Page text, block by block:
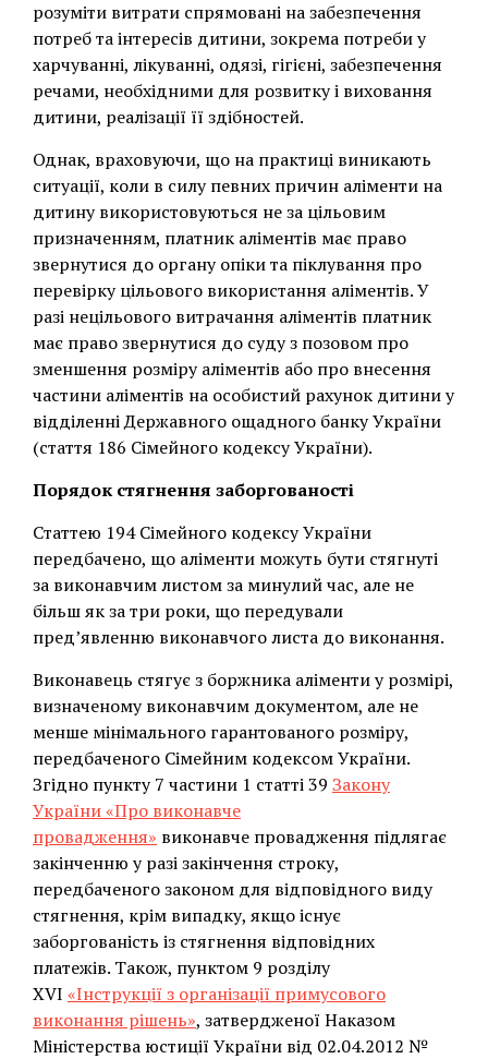
розуміти витрати спрямовані на забезпечення
потреб та інтересів дитини, зокрема потреби у
харчуванні, лікуванні, одязі, гігієні, забезпечення
речами, необхідними для розвитку і виховання
дитини, реалізації її здібностей.
Однак, враховуючи, що на практиці виникають
ситуації, коли в силу певних причин аліменти на
дитину використовуються не за цільовим
призначенням, платник аліментів має право
звернутися до органу опіки та піклування про
перевірку цільового використання аліментів. У
разі нецільового витрачання аліментів платник
має право звернутися до суду з позовом про
зменшення розміру аліментів або про внесення
частини аліментів на особистий рахунок дитини у
відділенні Державного ощадного банку України
(стаття 186 Сімейного кодексу України).
Порядок стягнення заборгованості
Статтею 194 Сімейного кодексу України
передбачено, що аліменти можуть бути стягнуті
за виконавчим листом за минулий час, але не
більш як за три роки, що передували
пред’явленню виконавчого листа до виконання.
Виконавець стягує з боржника аліменти у розмірі,
визначеному виконавчим документом, але не
менше мінімального гарантованого розміру,
передбаченого Сімейним кодексом України.
Згідно пункту 7 частини 1 статті 39 Закону
України «Про виконавче
провадження» виконавче провадження підлягає
закінченню у разі закінчення строку,
передбаченого законом для відповідного виду
стягнення, крім випадку, якщо існує
заборгованість із стягнення відповідних
платежів. Також, пунктом 9 розділу
ХVI «Інструкції з організації примусового
виконання рішень», затвердженої Наказом
Міністерства юстиції України від 02.04.2012 №